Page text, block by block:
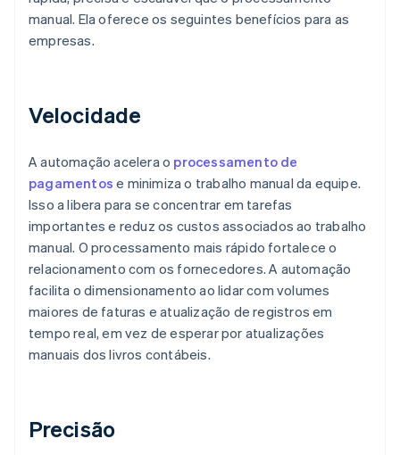
manual. Ela oferece os seguintes benefícios para as
empresas.
Velocidade
A automação acelera o processamento de
pagamentos e minimiza o trabalho manual da equipe.
Isso a libera para se concentrar em tarefas
importantes e reduz os custos associados ao trabalho
manual. O processamento mais rápido fortalece o
relacionamento com os fornecedores. A automação
facilita o dimensionamento ao lidar com volumes
maiores de faturas e atualização de registros em
tempo real, em vez de esperar por atualizações
manuais dos livros contábeis.
Precisão